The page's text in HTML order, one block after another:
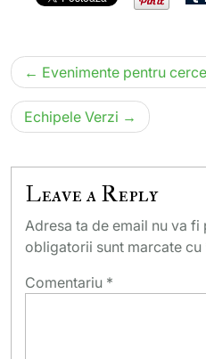
Navigare
în
articole
Evenimente pentru
Echipele Verzi
Leave a Reply
Adresa ta de email nu va fi
obligatorii sunt marcate cu
Comentariu *